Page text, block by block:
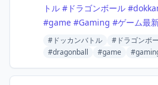
トル # ドラゴンボール #
#game #Gaming #ゲーム最
#ドッカンバトル #ドラゴンボ
#dragonball
#game